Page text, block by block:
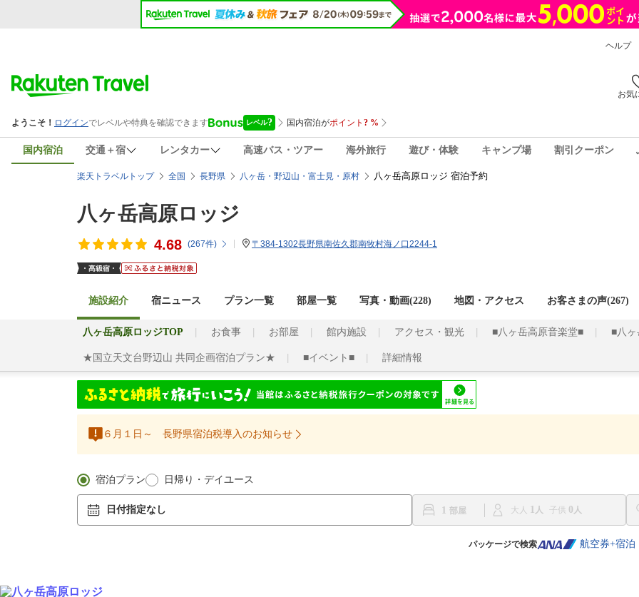
ヘルプ
お気
国内宿泊 交通＋宿 レンタカー 高速バス・ツアー 海外旅行 遊び・体験 キャンプ場 割引クーポン
楽天トラベルトップ 全国 長野県 八ヶ岳・野辺山・富士見・原村 八ヶ岳高原ロッジ 宿泊予約
八ヶ岳高原ロッジ
4.68 (267件) 〒384-1302長野県南佐久郡南牧村海ノ口2244-1
施設紹介 宿ニュース プラン一覧 部屋一覧 写真・動画(228) 地図・アクセス お客さまの声(267)
八ヶ岳高原ロッジTOP お食事 お部屋 館内施設 アクセス・観光 ■八ヶ岳高原音楽堂■ ■八
★国立天文台野辺山 共同企画宿泊プラン★ ■イベント■ 詳細情報
６月１日～ 長野県宿泊税導入のお知らせ
宿泊プラン 日帰り・デイユース
日付指定なし 1 大人 1 子供 0
パッケージで検索 航空券+宿泊